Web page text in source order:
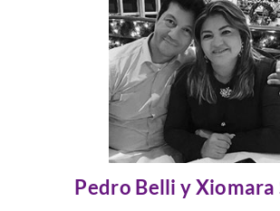
Pedro Belli y Xiomara